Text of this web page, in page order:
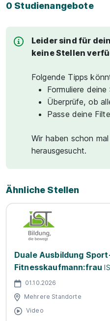
0 Studienangebote
Leider sind für
keine Stellen
Folgende Tipps
Formuliere
Überprüfe, ob
Passe deine
Wir haben schon
herausgesucht.
Ähnliche Stellen
Duale Ausbildung
Fitnesskaufmann:frau
01.10.2026
Mehrere Standorte
Video